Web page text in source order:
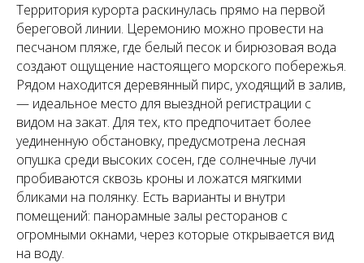
Территория курорта раскинулась прямо на первой
береговой линии. Церемонию можно провести на
песчаном пляже, где белый песок и бирюзовая вода
создают ощущение настоящего морского побережья.
Рядом находится деревянный пирс, уходящий в залив,
— идеальное место для выездной регистрации с
видом на закат. Для тех, кто предпочитает более
уединенную обстановку, предусмотрена лесная
опушка среди высоких сосен, где солнечные лучи
пробиваются сквозь кроны и ложатся мягкими
бликами на полянку. Есть варианты и внутри
помещений: панорамные залы ресторанов с
огромными окнами, через которые открывается вид
на воду.